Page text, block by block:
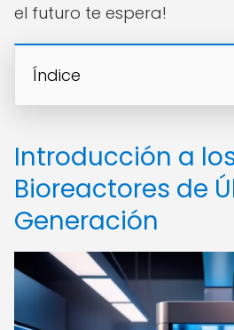
el futuro te espera!
Índice
Introducción a
Bioreactores de
Generación